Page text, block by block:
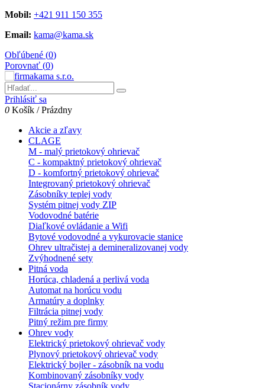
Mobil: +421 911 150 355
Email: kama@kama.sk
Obľúbené (0)
Porovnať (0)
Prihlásiť sa
0 Košík /Prázdny
Akcie a zľavy
CLAGE
M - malý prietokový ohrievač
C - kompaktný prietokový ohrievač
D - komfortný prietokový ohrievač
Integrovaný prietokový ohrievač
Zásobníky teplej vody
Systém pitnej vody ZIP
Vodovodné batérie
Diaľkové ovládanie a Wifi
Bytové vodovodné a vykurovacie stanice
Ohrev ultračistej a demineralizovanej vody
Zvýhodnené sety
Pitná voda
Horúca, chladená a perlivá voda
Automat na horúcu vodu
Armatúry a doplnky
Filtrácia pitnej vody
Pitný režim pre firmy
Ohrev vody
Elektrický prietokový ohrievač vody
Plynový prietokový ohrievač vody
Elektrický bojler - zásobník na vodu
Kombinovaný zásobníky vody
Stacionárny zásobník vody